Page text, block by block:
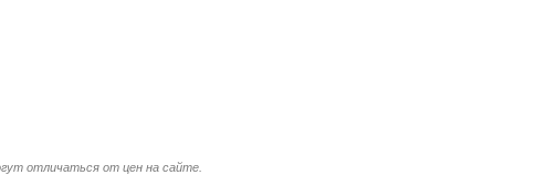
отличаться от цен на сайте.